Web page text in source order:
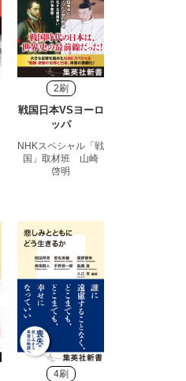
2刷
戦国日本VSヨーロ
ッパ
NHKスペシャル「戦
国」取材班 山崎
啓明
4刷